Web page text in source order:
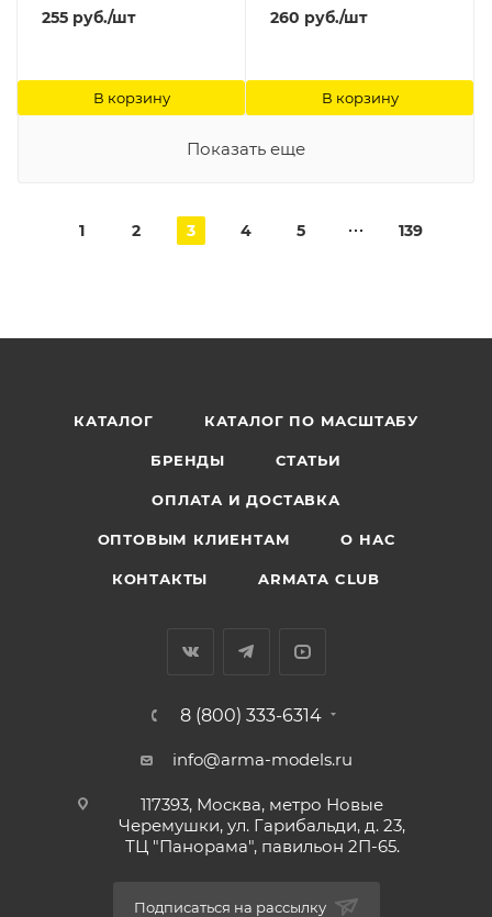
255 руб./шт
В корзину
и колеса KV Models
260 руб./шт
В корзину
Показать еще
1 2 3 4 5 139
КАТАЛОГ КАТАЛОГ ПО МАСШТАБУ
БРЕНДЫ СТАТЬИ
ОПЛАТА И ДОСТАВКА
ОПТОВЫМ КЛИЕНТАМ О НАС
КОНТАКТЫ ARMATA CLUB
8 (800) 333-6314
info@arma-models.ru
117393, Москва, метро Новые
Черемушки, ул. Гарибальди, д. 23,
ТЦ "Панорама", павильон 2П-65.
Подписаться на рассылку